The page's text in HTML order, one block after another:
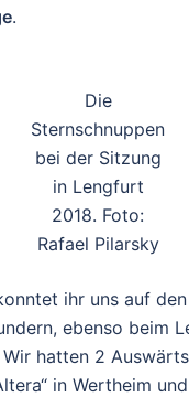
.
Die
Sternschnuppen
bei der Sitzung
in Lengfurt
2018. Foto:
Rafael Pilarsky
ihr uns auf den
ebenso beim
hatten 2
in Wertheim